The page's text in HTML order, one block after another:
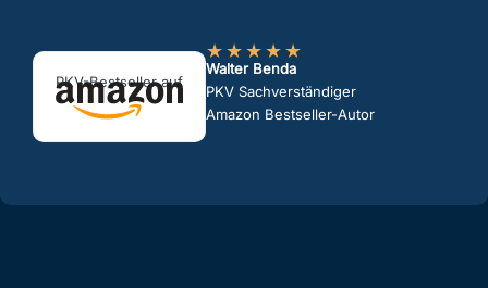
PKV-Bestseller auf
★★★★★
Walter Benda
PKV Sachverständiger
Amazon Bestseller-Autor